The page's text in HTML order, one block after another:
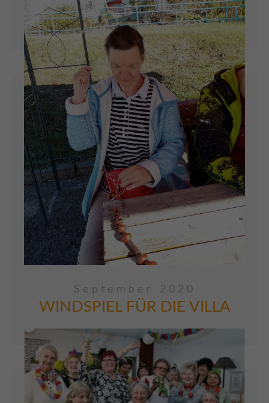
wurden dieser Tage fleißig Plätzchen
gebacken.
ARTIKEL LESEN
September 2020
WINDSPIEL FÜR DIE VILLA
In der „Villa Kunterbunt“ wurden nun fleißig
Windspiele aus Naturmaterialien gebastelt.